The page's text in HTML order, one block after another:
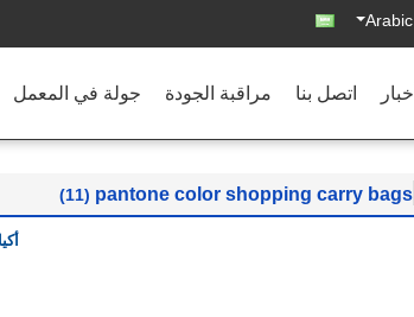
Arabic
جولة في المعمل مراقبة الجودة اتصل بنا أخبار
pantone color shopping carry bags
(11)